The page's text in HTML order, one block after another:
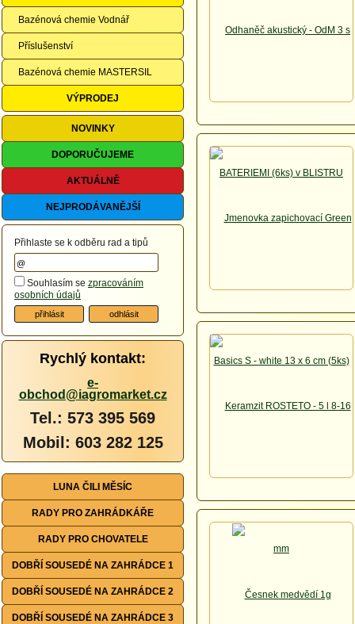
Bazénová chemie Vodnář
Příslušenství
Bazénová chemie MASTERSIL
VÝPRODEJ
NOVINKY
DOPORUČUJEME
AKTUÁLNĚ
NEJPRODÁVANĚJŠÍ
Přihlaste se k odběru rad a tipů
Souhlasím se zpracováním
osobních údajů
Rychlý kontakt:
e-
obchod@iagromarket.cz
Tel.: 573 395 569
Mobil: 603 282 125
LUNA ČILI MĚSÍC
RADY PRO ZAHRÁDKÁŘE
RADY PRO CHOVATELE
DOBŘÍ SOUSEDÉ NA ZAHRÁDCE 1
DOBŘÍ SOUSEDÉ NA ZAHRÁDCE 2
DOBŘÍ SOUSEDÉ NA ZAHRÁDCE 3